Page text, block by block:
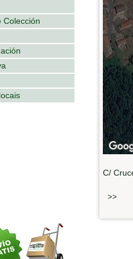
Colección
development purposes only
C/
>>